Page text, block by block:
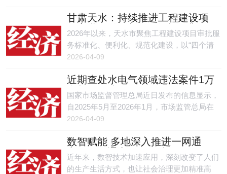
15个方面达成合作，包括推进社保经办服
务“跨省通办”、实现北京社保业务在雄安一网
通办、持续推进社会保险待遇领取资格协同认
证、健全社保关系转移接续协调机制、提升退
捷的社保服务。
甘肃天水：持续推进工程建设项
目审批“三化”建设，全力提升政
务服务质效
2026年以来，天水市聚焦工程建设项目审批服
务标准化、便利化、规范化建设，以“四个清
单”上线运行为抓手，强化系统精准配置，抓
效，实现全市审批同标准、无差异办理，有效
助力项目快速落地、营商环境持续优化。
2026-04-09
近期查处水电气领域违法案件1万
多起 罚没超2亿元
国家市场监督管理总局近日发布的信息显示，
自2025年5月至2026年1月，市场监管总局在
全国部署居民水电气计量和收费问题综合整
罚没金额约2.35亿元，惠及群众近4400万人。
2026-04-09
数智赋能 多地深入推进一网通
办、一网通享、一网统管
近年来，数智技术加速应用，深刻改变了人们
的生产生活方式，也让社会治理更加精准高